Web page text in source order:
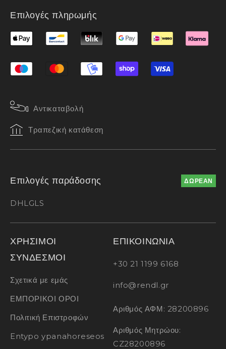
Επιλογές πληρωμής
Αντικαταβολή
Τραπεζική κατάθεση
Επιλογές παράδοσης ΔΩΡΕΑΝ
DHLGLS
ΧΡΗΣΙΜΟΙ
ΣΥΝΔΕΣΜΟΙ
Σχετικά με εμάς
ΕΜΠΟΡΙΚΟΙ ΟΡΟΙ
Πολιτική Επιστροφών
Entypo ypanahoreseos
ΕΠΙΚΟΙΝΩΝΙΑ
+30 21 1199 6168
info@rendl.gr
Αριθμός ΑΦΜ: 28200896
Αριθμός Μητρώου:
CZ28200896